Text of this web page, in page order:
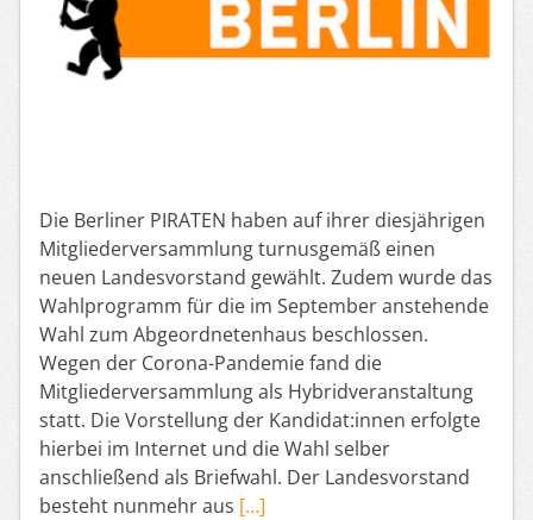
Die Berliner PIRATEN haben auf ihrer diesjährigen
Mitgliederversammlung turnusgemäß einen
neuen Landesvorstand gewählt. Zudem wurde das
Wahlprogramm für die im September anstehende
Wahl zum Abgeordnetenhaus beschlossen.
Wegen der Corona-Pandemie fand die
Mitgliederversammlung als Hybridveranstaltung
statt. Die Vorstellung der Kandidat:innen erfolgte
hierbei im Internet und die Wahl selber
anschließend als Briefwahl. Der Landesvorstand
besteht nunmehr aus […]